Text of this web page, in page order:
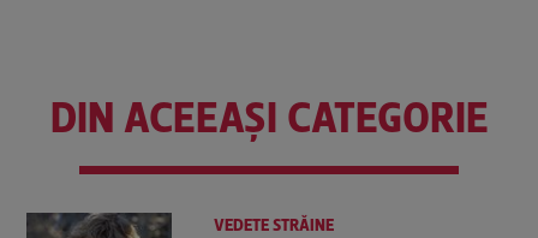
DIN ACEEAȘI CATEGORIE
VEDETE STRĂINE